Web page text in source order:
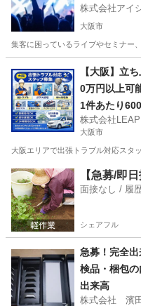
株式会社アイ
大阪市
集客に困っているライブやセミナー
その他 観
【大阪】立ち上げ
0万円以上可
完全出来高制 1
程度の対応
1件あたり
株式会社LEAP
大阪市
大阪エリアで出張トラブル対応スタ
大阪 大阪市 その他 ス
【急募/即
面接なし / 履
シェアフル
急募！完全出
検品・梱包の
出来高
株式会社 濱